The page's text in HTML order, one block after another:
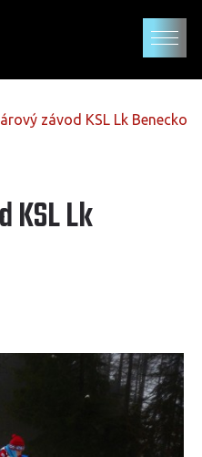
závod KSL Lk Benecko
KSL Lk